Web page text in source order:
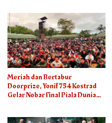
Meriah dan Bertabur
Doorprize, Yonif 754 Kostrad
Gelar Nobar Final Piala Dunia